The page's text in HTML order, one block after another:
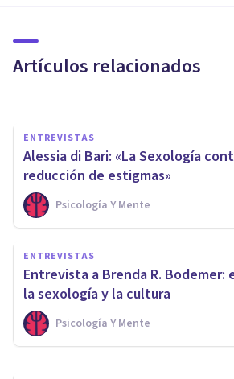
Artículos relacionados
aprender sobre la
ENTREVISTAS
Alessia di Bari: «La Sexología
reducción de estigmas»
Psicología Y Mente
ENTREVISTAS
Entrevista a Brenda R.
la sexología y la cultura
Psicología Y Mente
ENTREVISTAS
Pablo Fernández:
sexualidad como una
competición por
Bertrand Regader